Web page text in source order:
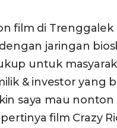
film di
jaringan
untuk
& investor yang
saya mau nonton
film Crazy